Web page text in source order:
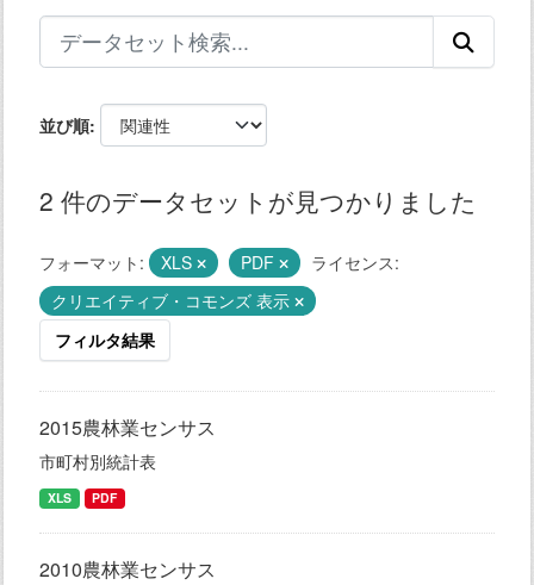
並び順
2 件のデータセットが見つかりました
フォーマット: XLS PDF
ライセンス:
クリエイティブ・コモンズ 表示
フィルタ結果
2015農林業センサス
市町村別統計表
XLS PDF
2010農林業センサス